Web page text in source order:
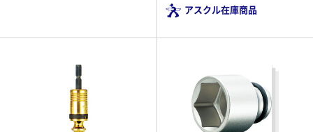
アスクル在庫商品